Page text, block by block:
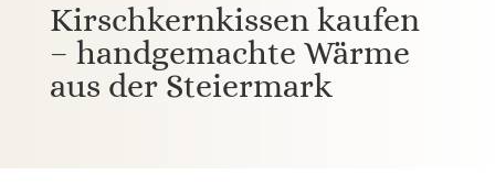
Kirschkernkissen kaufen
– handgemachte Wärme
aus der Steiermark